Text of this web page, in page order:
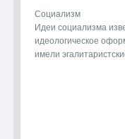
Социализм
Идеи социализма
идеологическое
имели